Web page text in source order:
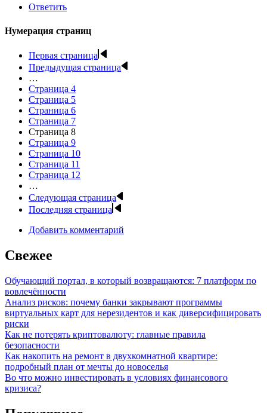
Ответить
Нумерация страниц
Первая страница
Предыдущая страница
…
Страница 4
Страница 5
Страница 6
Страница 7
Страница 8
Страница 9
Страница 10
Страница 11
Страница 12
…
Следующая страница
Последняя страница
Добавить комментарий
Свежее
Обучающий портал, в который возвращаются: 7 платформ по
вовлечённости
Анализ рисков: почему банки закрывают программы
виртуальных карт для нерезидентов и как диверсифицировать
риски
Как не потерять криптовалюту: главные правила
безопасности
Как накопить на ремонт в двухкомнатной квартире:
подробный план от мечты до новоселья
Во что можно инвестировать в условиях финансового
кризиса?